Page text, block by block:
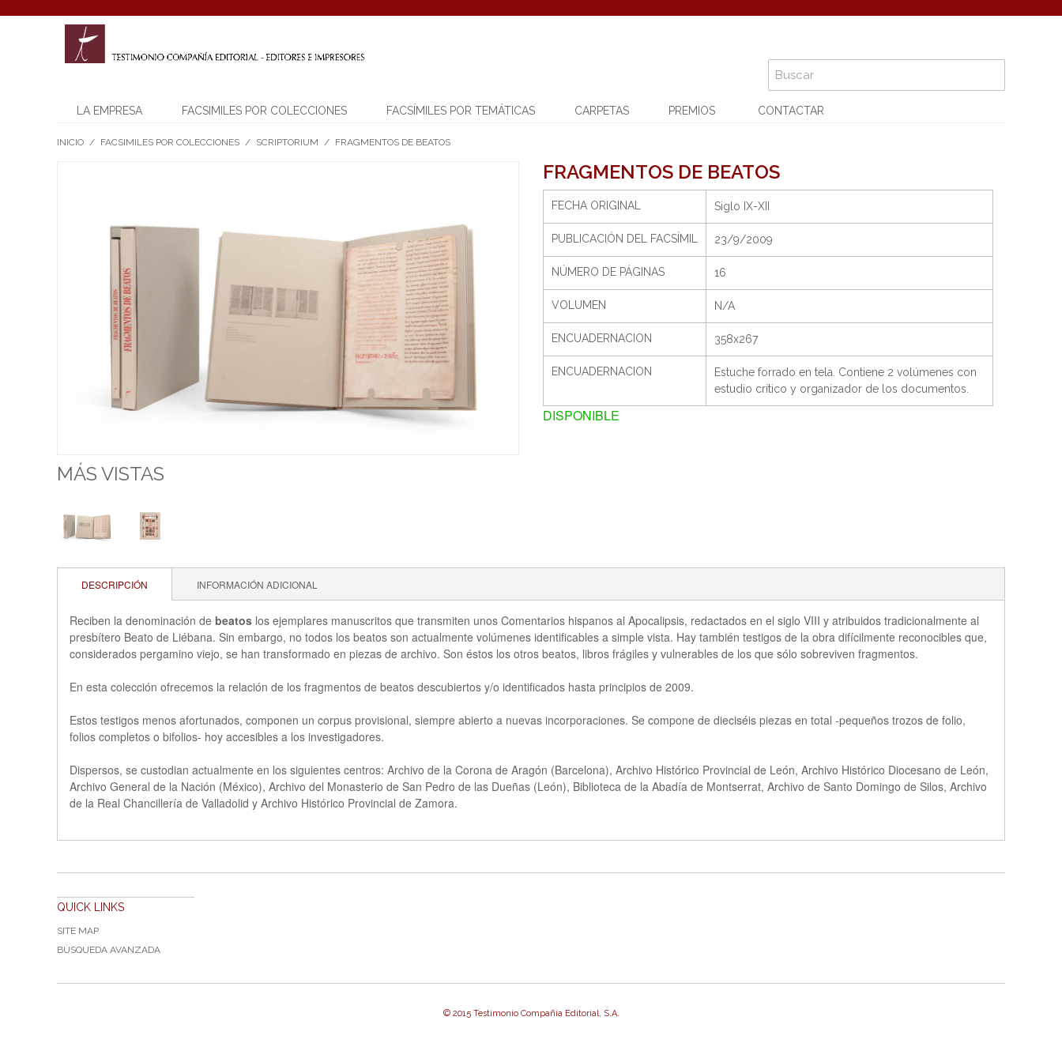
LA EMPRESA FACSIMILES POR COLECCIONES FACSÍMILES POR TEMÁTICAS CARPETAS PREMIOS CONTACTAR
INICIO / FACSIMILES POR COLECCIONES / SCRIPTORIUM / FRAGMENTOS DE BEATOS
MÁS VISTAS
FRAGMENTOS DE BEATOS
FECHA ORIGINAL Siglo IX-XII
PUBLICACIÓN DEL FACSÍMIL 23/9/2009
NÚMERO DE PÁGINAS 16
VOLUMEN N/A
ENCUADERNACION 358x267
ENCUADERNACION
Estuche forrado en tela. Contiene 2 volúmenes con
estudio crítico y organizador de los documentos.
DISPONIBLE
DESCRIPCIÓN INFORMACIÓN ADICIONAL
Reciben la denominación de beatos los ejemplares manuscritos que transmiten unos Comentarios hispanos al Apocalipsis, redactados en el siglo VIII y atribuidos tradicionalmente al
presbítero Beato de Liébana. Sin embargo, no todos los beatos son actualmente volúmenes identificables a simple vista. Hay también testigos de la obra difícilmente reconocibles que,
considerados pergamino viejo, se han transformado en piezas de archivo. Son éstos los otros beatos, libros frágiles y vulnerables de los que sólo sobreviven fragmentos.
En esta colección ofrecemos la relación de los fragmentos de beatos descubiertos y/o identificados hasta principios de 2009.
Estos testigos menos afortunados, componen un corpus provisional, siempre abierto a nuevas incorporaciones. Se compone de dieciséis piezas en total -pequeños trozos de folio,
folios completos o bifolios- hoy accesibles a los investigadores.
Dispersos, se custodian actualmente en los siguientes centros: Archivo de la Corona de Aragón (Barcelona), Archivo Histórico Provincial de León, Archivo Histórico Diocesano de León,
Archivo General de la Nación (México), Archivo del Monasterio de San Pedro de las Dueñas (León), Biblioteca de la Abadía de Montserrat, Archivo de Santo Domingo de Silos, Archi­vo
de la Real Chancillería de Valladolid y Archivo Histórico Provincial de Zamora.
QUICK LINKS
SITE MAP
BÚSQUEDA AVANZADA
© 2015 Testimonio Compañía Editorial, S.A.